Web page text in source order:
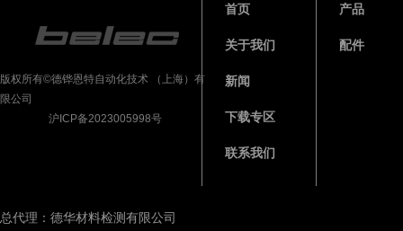
版权所有©德铧恩特自动化技术 （上海）有
限公司
沪ICP备2023005998号
首页
关于我们
新闻
下载专区
联系我们
产品
配件
总代理：德华材料检测有限公司